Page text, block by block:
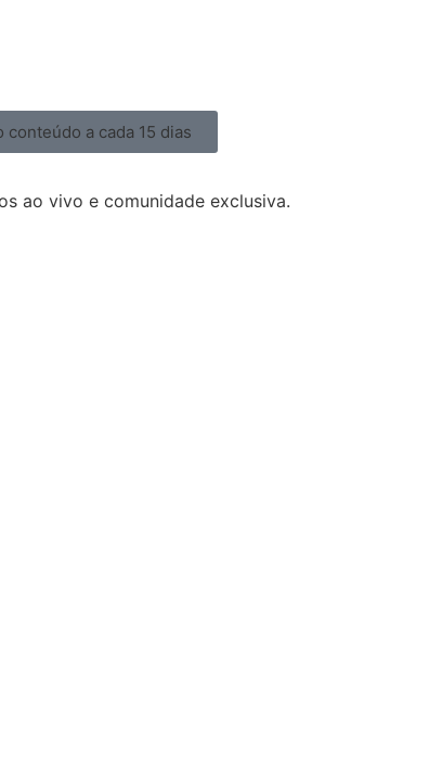
conteúdo a cada 15 dias
ao vivo e comunidade exclusiva.